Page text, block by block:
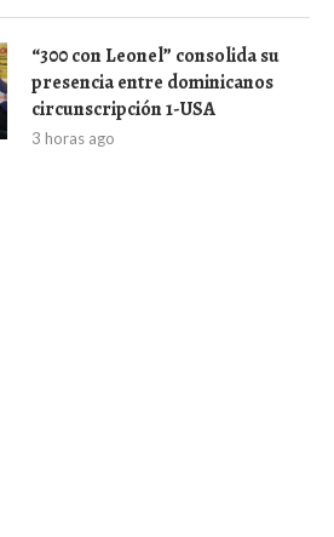
“300 con Leonel” consolida su
presencia entre dominicanos
circunscripción 1-USA
3 horas ago